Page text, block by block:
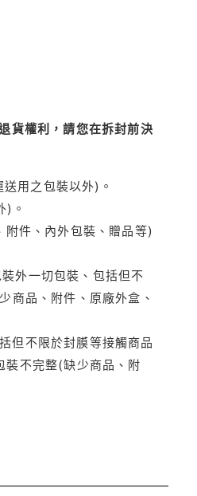
貨權利，請您在拆封前決
用之包裝以外)。
)。
件、內外包裝、贈品等)
外一切包裝、包括但不
商品、附件、原廠外盒、
但不限於封膜等接觸商品
裝不完整(缺少商品、附